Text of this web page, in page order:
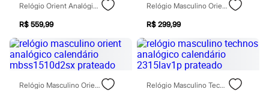
Rasteirinhas
Sandálias
Sapatilhas
Tênis
Marcas
City
Clock House
Mindset
Relógio Orient Analógico Calendário Mbss1424 P2sx Prateado
R$ 559,99
Relógio Masculino Orient Analógico Calendário Mbss1155a D2sx Prateado
R$ 299,99
Relógio Masculino Orient Analógico Calendário Mbss1510d2sx Prateado Relógio Masculino Technos Analógico Calendário 2315lav1p Prateado